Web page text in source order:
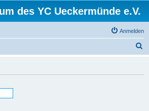
des YC Ueckermünde e.V.
Anmelden